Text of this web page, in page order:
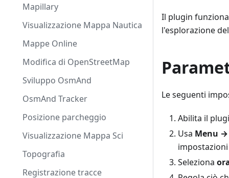
Mapillary
Visualizzazione Mappa Nautica
Mappe Online
Modifica di OpenStreetMap
Sviluppo OsmAnd
OsmAnd Tracker
Posizione parcheggio
Visualizzazione Mappa Sci
Topografia
Registrazione tracce
Il plugin
l'esplorazione
Le seguenti
Abilita il
Usa Menu
Seleziona